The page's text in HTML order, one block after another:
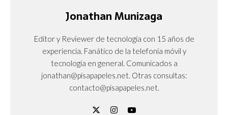
Jonathan Munizaga
Editor y Reviewer de tecnología con 15 años de
experiencia. Fanático de la telefonía móvil y
tecnología en general. Comunicados a
jonathan@pisapapeles.net. Otras consultas:
contacto@pisapapeles.net.